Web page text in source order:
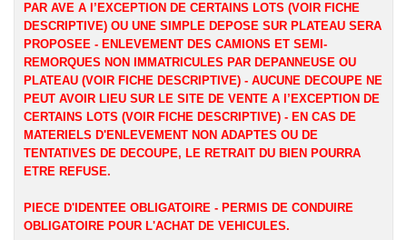
PAR AVE A l’EXCEPTION DE CERTAINS LOTS (VOIR FICHE
DESCRIPTIVE) OU UNE SIMPLE DEPOSE SUR PLATEAU SERA
PROPOSEE - ENLEVEMENT DES CAMIONS ET SEMI-
REMORQUES NON IMMATRICULES PAR DEPANNEUSE OU
PLATEAU (VOIR FICHE DESCRIPTIVE) - AUCUNE DECOUPE NE
PEUT AVOIR LIEU SUR LE SITE DE VENTE A l’EXCEPTION DE
CERTAINS LOTS (VOIR FICHE DESCRIPTIVE) - EN CAS DE
MATERIELS D'ENLEVEMENT NON ADAPTES OU DE
TENTATIVES DE DECOUPE, LE RETRAIT DU BIEN POURRA
ETRE REFUSE.
PIECE D'IDENTEE OBLIGATOIRE - PERMIS DE CONDUIRE
OBLIGATOIRE POUR L'ACHAT DE VEHICULES.